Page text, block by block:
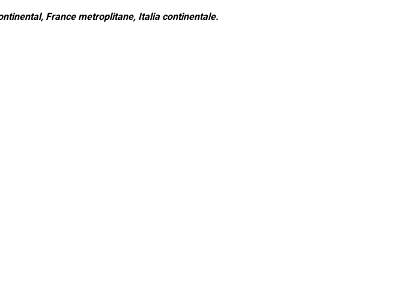
France metroplitane, Italia continentale.